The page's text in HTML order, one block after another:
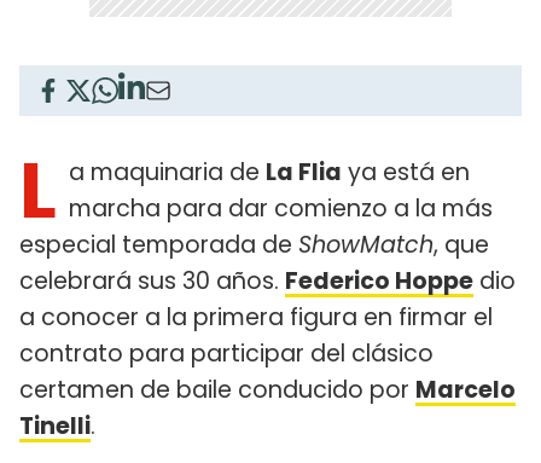
L a maquinaria de La Flia ya está en
marcha para dar comienzo a la más
especial temporada de ShowMatch, que
celebrará sus 30 años. Federico Hoppe dio
a conocer a la primera figura en firmar el
contrato para participar del clásico
certamen de baile conducido por Marcelo
Tinelli.